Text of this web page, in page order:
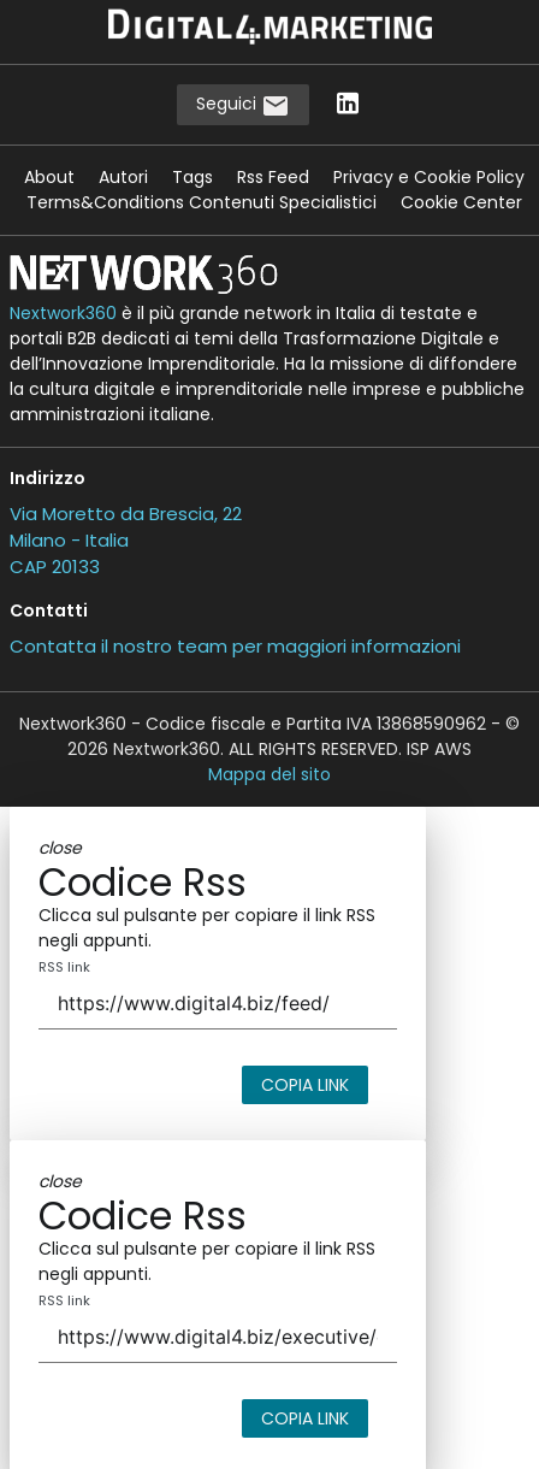
Seguici
About Autori Tags Rss Feed
Privacy e Cookie Policy
Terms&Conditions Contenuti Specialistici
Cookie Center
Nextwork360 è il più grande network in Italia di testate e
portali B2B dedicati ai temi della Trasformazione Digitale e
dell’Innovazione Imprenditoriale. Ha la missione di diffondere
la cultura digitale e imprenditoriale nelle imprese e pubbliche
amministrazioni italiane.
Indirizzo
Via Moretto da Brescia, 22
Milano - Italia
CAP 20133
Contatti
Contatta il nostro team per maggiori informazioni
Nextwork360 - Codice fiscale e Partita IVA 13868590962 - ©
2026 Nextwork360. ALL RIGHTS RESERVED. ISP AWS
Mappa del sito
close
Codice Rss
Clicca sul pulsante per copiare il link RSS
negli appunti.
RSS link
COPIA LINK
close
Codice Rss
Clicca sul pulsante per copiare il link RSS
negli appunti.
RSS link
COPIA LINK